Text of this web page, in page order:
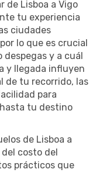
de Lisboa a Vigo
tu experiencia
ciudades
lo que es crucial
y a cuál
y llegada influyen
de tu recorrido, las
para
tu destino
de Lisboa a
costo del
prácticos que